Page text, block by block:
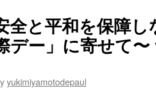
全と平和を保障
デー」に寄せて
yukimiyamotodepaul